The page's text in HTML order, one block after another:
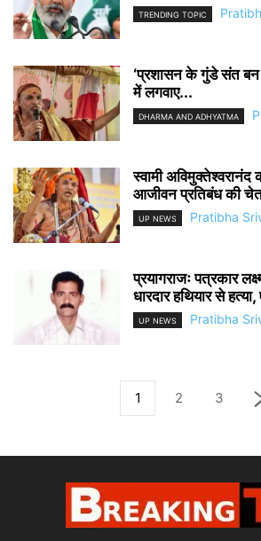
TRENDING TOPIC
‘प्रशासन के गुंडे संत बन
में लगवाए...
DHARMA AND ADHYATMA
स्वामी अविमुक्तेश्वरानंद
आजीवन प्रतिबंध की
UP NEWS Pratibha
प्रयागराजः पत्रकार
धारदार हथियार से
UP NEWS Pratibha
1 2 3